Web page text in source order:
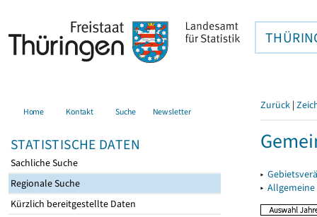
Home Kontakt Suche Newsletter
STATISTISCHE DATEN
Sachliche Suche
Regionale Suche
Kürzlich bereitgestellte Daten
Zurück |
▸
▸